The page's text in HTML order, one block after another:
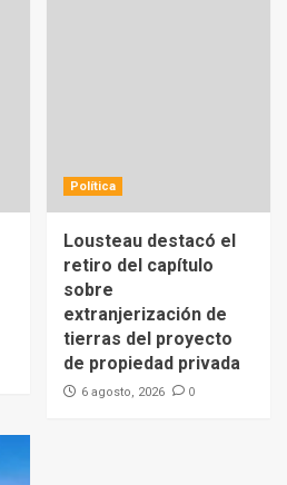
Política
Lousteau destacó el
retiro del capítulo
sobre
extranjerización de
tierras del proyecto
de propiedad privada
6 agosto, 2026 0